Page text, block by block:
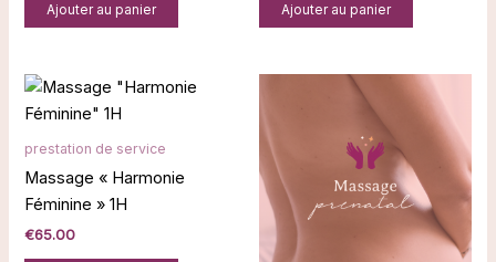
Ajouter au panier Ajouter au panier
prestation de service
Massage « Harmonie
Féminine » 1H
€65.00